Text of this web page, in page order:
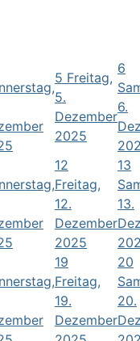
5 Freitag,
5.
Dezember
2025
6
6.
12
Freitag,
12.
Dezember
2025
13
13.
19
Freitag,
19.
Dezember
20
20.